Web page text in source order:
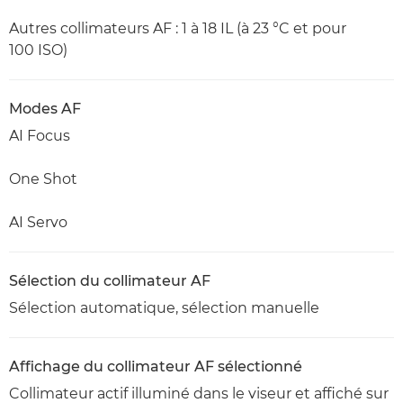
Autres collimateurs AF : 1 à 18 IL (à 23 °C et pour
100 ISO)
Modes AF
AI Focus
One Shot
AI Servo
Sélection du collimateur AF
Sélection automatique, sélection manuelle
Affichage du collimateur AF sélectionné
Collimateur actif illuminé dans le viseur et affiché sur